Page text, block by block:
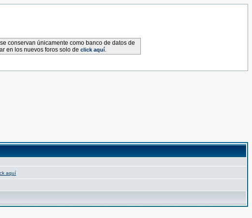
conservan únicamente como banco de datos de
en los nuevos foros solo de click aquí.
aquí